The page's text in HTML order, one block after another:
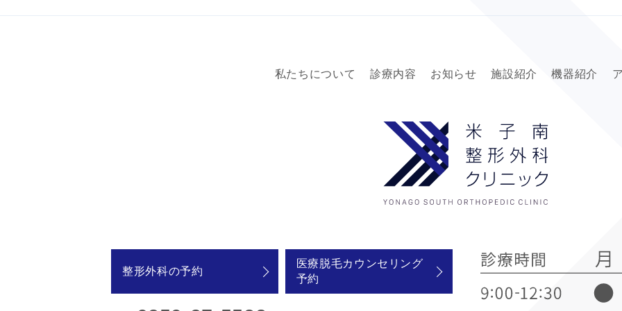
私たちについて 診療内容 お知らせ 施設紹介 機器紹介
整形外科の予約
医療脱毛カウンセリング
予約